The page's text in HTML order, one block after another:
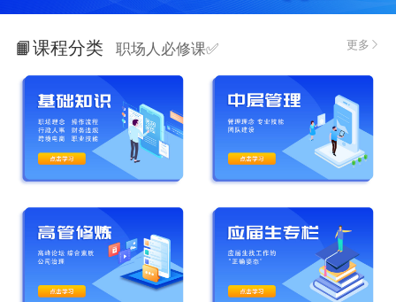
📙课程分类 职场人必修课✅ 更多 